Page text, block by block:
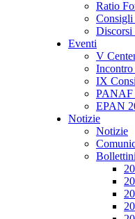
Ratio
Consigli
Discorsi
Eventi
V
IX
PANAF
EPAN
Notizie
Notizie